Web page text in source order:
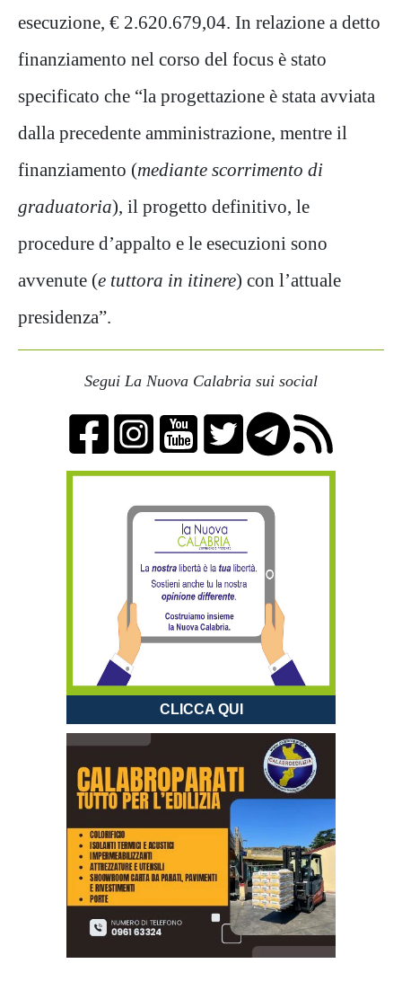
esecuzione, € 2.620.679,04. In relazione a detto
finanziamento nel corso del focus è stato
specificato che “la progettazione è stata avviata
dalla precedente amministrazione, mentre il
finanziamento (mediante scorrimento di
graduatoria), il progetto definitivo, le
procedure d’appalto e le esecuzioni sono
avvenute (e tuttora in itinere) con l’attuale
presidenza”.
Segui La Nuova Calabria sui social
CLICCA QUI